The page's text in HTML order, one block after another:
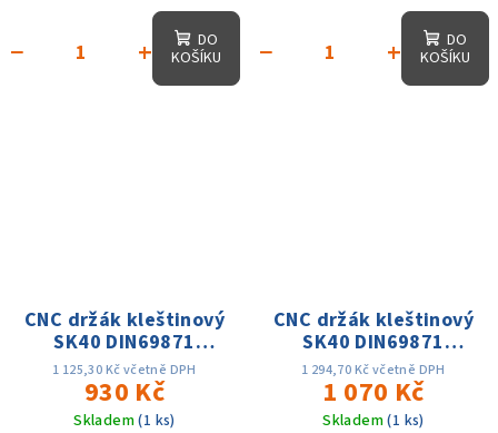
+
−
DO
KOŠÍKU
+
−
DO
KOŠÍKU
CNC držák kleštinový
SK40 DIN69871
ER40x120, D-63mm,
AD, 25 tis. otáček,
přes. 0.003
1 125,30 Kč včetně DPH
930 Kč
Skladem(1 ks)
CNC držák kleštinový
SK40 DIN69871
ER16x160,D-28mm,
AD, 25 tis. otáček,
přes. 0.003
1 294,70 Kč včetně DPH
1 070 Kč
Skladem(1 ks)